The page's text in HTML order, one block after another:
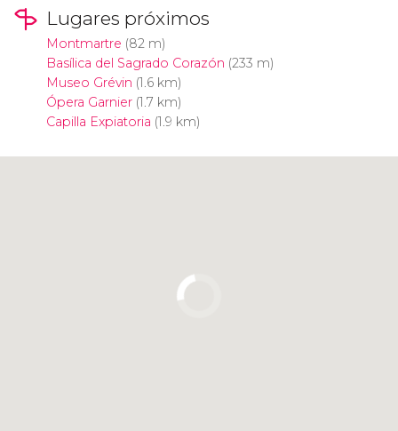
Lugares próximos
Montmartre (82 m)
Basílica del Sagrado Corazón (233 m)
Museo Grévin (1.6 km)
Ópera Garnier(1.7 km)
Capilla Expiatoria (1.9 km)